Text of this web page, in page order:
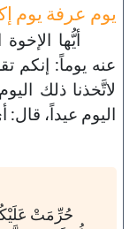
يوم عرفة يوم
أيُّها
عنه يوماً: إنكم
لاتَّخذنا ذلك
اليوم عيداً، قال:
حُرِّمَتْ